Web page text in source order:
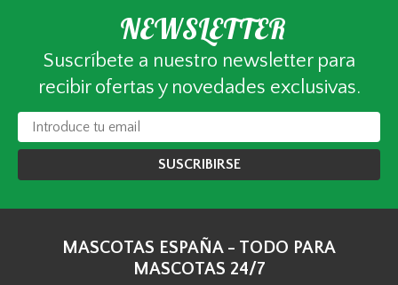
NEWSLETTER
Suscríbete a nuestro newsletter para
recibir ofertas y novedades exclusivas.
SUSCRIBIRSE
MASCOTAS ESPAÑA - TODO PARA
MASCOTAS 24/7